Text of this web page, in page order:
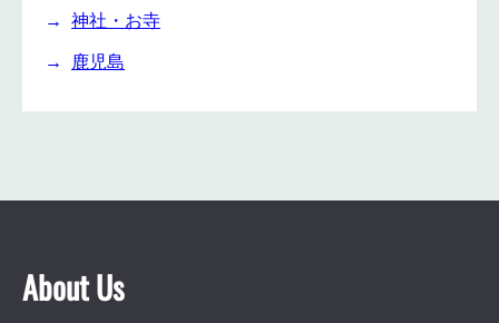
神社・お寺
鹿児島
About Us